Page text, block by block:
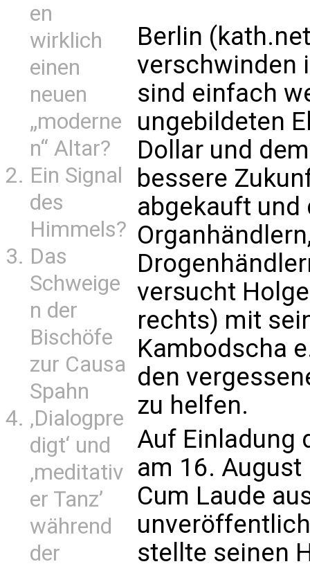
en
wirklich
einen
neuen
„moderne
n“ Altar?
Ein Signal
des
Himmels?
Das
Schweige
n der
Bischöfe
zur Causa
Spahn
‚Dialogpre
digt‘ und
‚meditativ
er Tanz’
während
der
Berlin
verschwinden
sind einfach
ungebildeten
Dollar und
bessere
abgekauft und
versucht
rechts) mit
Kambodscha
den
zu helfen.
Auf Einladung
am 16.
Cum Laude
stellte seinen